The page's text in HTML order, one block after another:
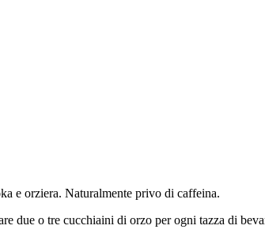
e orziera. Naturalmente privo di caffeina.
due o tre cucchiaini di orzo per ogni tazza di